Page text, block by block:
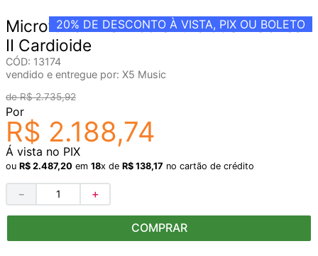
20% DE DESCONTO À VISTA, PIX OU BOLETO
Microfone Dinâmico Shure 55SH Series
II Cardioide
CÓD: 13174
vendido e entregue por: X5 Music
R$ 2.735,92
Por
R$ 2.188,74
Á vista no PIX
ou R$ 2.487,20 em 18x de R$ 138,17 no cartão de crédito
＋
－
COMPRAR